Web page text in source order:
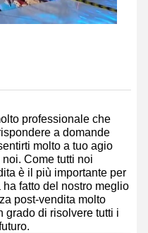
professionale che
a domande
molto a tuo agio
Come tutti noi
è il più importante per
fatto del nostro meglio
post-vendita molto
grado di risolvere tutti i